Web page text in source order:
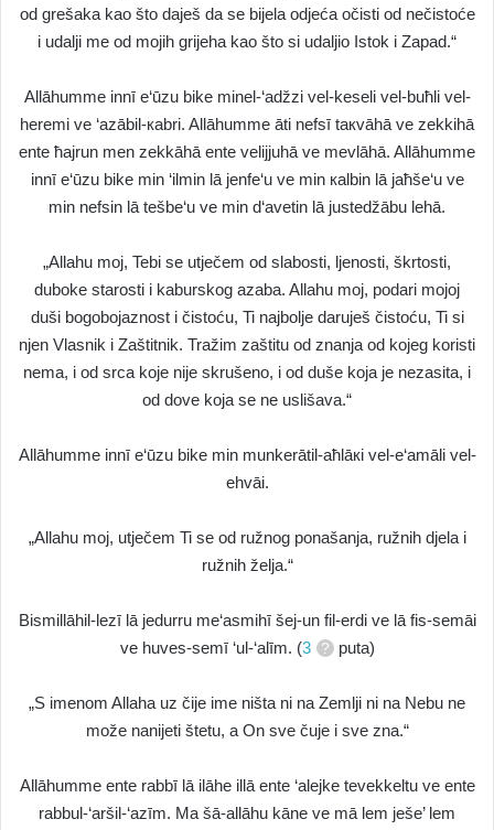
od grešaka kao što daješ da se bijela odjeća očisti od nečistoće
i udalji me od mojih grijeha kao što si udaljio Istok i Zapad.“
Allāhumme innī e‘ūzu bike minel-‘adžzi vel-keseli vel-buħli vel-
heremi ve ‘azābil-кabri. Allāhumme āti nefsī taкvāhā ve zekkihā
ente ħajrun men zekkāhā ente velijjuhā ve mevlāhā. Allāhumme
innī e‘ūzu bike min ‘ilmin lā jenfe‘u ve min кalbin lā jaħše‘u ve
min nefsin lā tešbe‘u ve min d‘avetin lā justedžābu lehā.
„Allahu moj, Tebi se utječem od slabosti, ljenosti, škrtosti,
duboke starosti i kaburskog azaba. Allahu moj, podari mojoj
duši bogobojaznost i čistoću, Ti najbolje daruješ čistoću, Ti si
njen Vlasnik i Zaštitnik. Tražim zaštitu od znanja od kojeg koristi
nema, i od srca koje nije skrušeno, i od duše koja je nezasita, i
od dove koja se ne uslišava.“
Allāhumme innī e‘ūzu bike min munkerātil-aħlāкi vel-e‘amāli vel-
ehvāi.
„Allahu moj, utječem Ti se od ružnog ponašanja, ružnih djela i
ružnih želja.“
Bismillāhil-lezī lā jedurru me‘asmihī šej-un fil-erdi ve lā fis-semāi
ve huves-semī ‘ul-‘alīm. (3 puta)
„S imenom Allaha uz čije ime ništa ni na Zemlji ni na Nebu ne
može nanijeti štetu, a On sve čuje i sve zna.“
Allāhumme ente rabbī lā ilāhe illā ente ‘alejke tevekkeltu ve ente
rabbul-‘aršil-‘azīm. Ma šā-allāhu kāne ve mā lem ješe’ lem